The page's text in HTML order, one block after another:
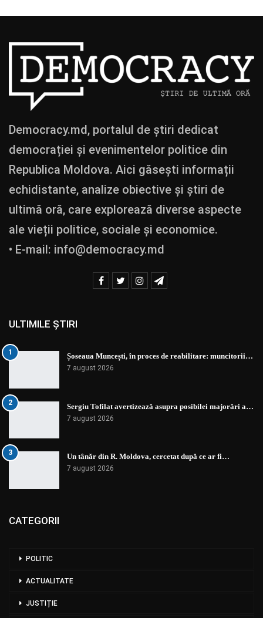
Democracy.md, portalul de știri dedicat
democrației și evenimentelor politice din
Republica Moldova. Aici găsești informații
echidistante, analize obiective și știri de
ultimă oră, care explorează diverse aspecte
ale vieții politice, sociale și economice.
• E-mail: info@democracy.md
ULTIMILE ȘTIRI
1 Șoseaua Muncești, în proces de reabilitare: muncitorii…
7 august 2026
2 Sergiu Tofilat avertizează asupra posibilei majorări a…
7 august 2026
3 Un tânăr din R. Moldova, cercetat după ce ar fi…
7 august 2026
CATEGORII
POLITIC
ACTUALITATE
JUSTIȚIE